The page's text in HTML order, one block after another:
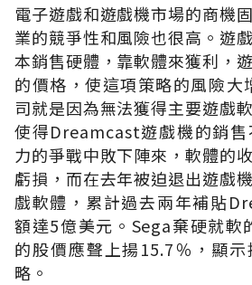
電子遊戲和遊戲機市場的商機
業的競爭性和風險也很高。遊
本銷售硬體，靠軟體來獲利，
的價格，使這項策略的風險大
司就是因為無法獲得主要遊戲
使得Dreamcast遊戲機的銷
力的爭戰中敗下陣來，軟體的
虧損，而在去年被迫退出遊戲
戲軟體，累計過去兩年補貼
額達5億美元。Sega棄硬就軟
的股價應聲上揚15.7％，顯
略。